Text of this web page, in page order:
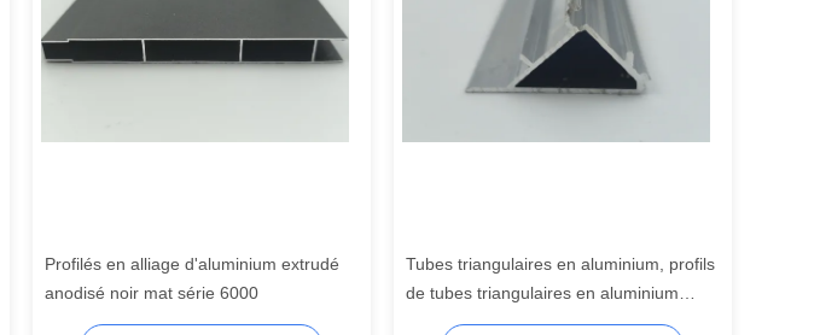
Profilés en alliage d'aluminium extrudé
anodisé noir mat série 6000
Tubes triangulaires en aluminium, profils
de tubes triangulaires en aluminium
extrudés